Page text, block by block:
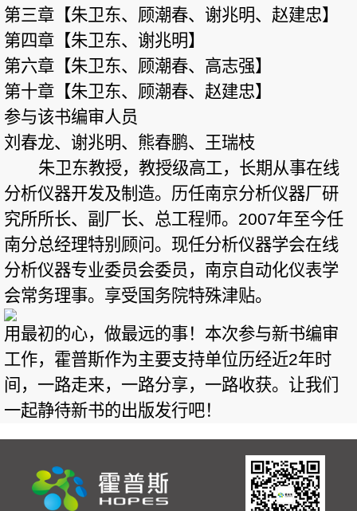
第三章【朱卫东、顾潮春、谢兆明、赵建忠】
第四章【朱卫东、谢兆明】
第六章【朱卫东、顾潮春、高志强】
第十章【朱卫东、顾潮春、赵建忠】
参与该书编审人员
刘春龙、谢兆明、熊春鹏、王瑞枝
朱卫东教授，教授级高工，长期从事在线
分析仪器开发及制造。历任南京分析仪器厂研
究所所长、副厂长、总工程师。 2007年至今任
南分总经理特别顾问。现任分析仪器学会在线
分析仪器专业委员会委员，南京自动化仪表学
会常务理事。享受国务院特殊津贴。
用最初的心，做最远的事！本次参与新书编审
工作，霍普斯作为主要支持单位历经近2年时
间，一路走来，一路分享，一路收获。让我们
一起静待新书的出版发行吧！